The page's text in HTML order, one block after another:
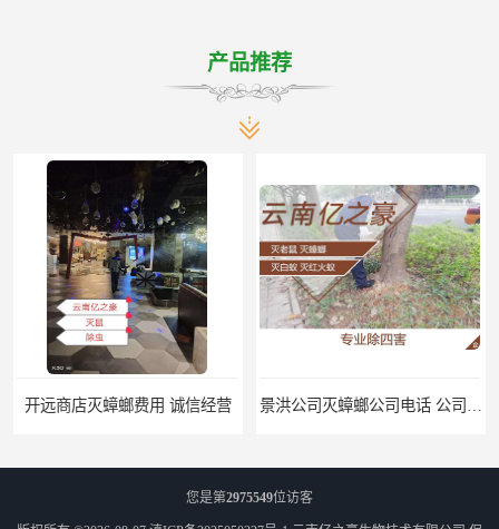
产品推荐
开远商店灭蟑螂费用 诚信经营
您是第2975549位访客